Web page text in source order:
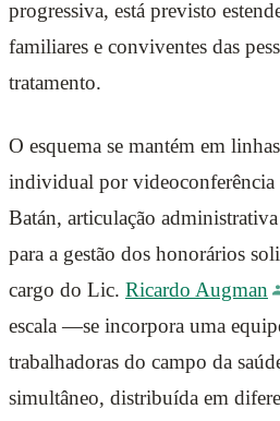
progressiva, está previsto
familiares e conviventes das
tratamento.
O esquema se mantém em
individual por videoconferência
Batán, articulação
para a gestão dos honorários
cargo do Lic. Ricardo Augman
escala —se incorpora uma
trabalhadoras do campo da
simultâneo, distribuída em